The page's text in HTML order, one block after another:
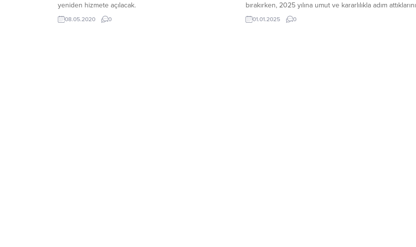
yeniden hizmete açılacak.
08.05.2020 0
bırakırken, 2025 yılına umut ve kararlılıkla adım attıklarını
belirterek, sağlık hizmetleri alanında büyük bir özveriyle
çalışmaya devam edeceklerini ifade etti. Hastane
01.01.2025 0